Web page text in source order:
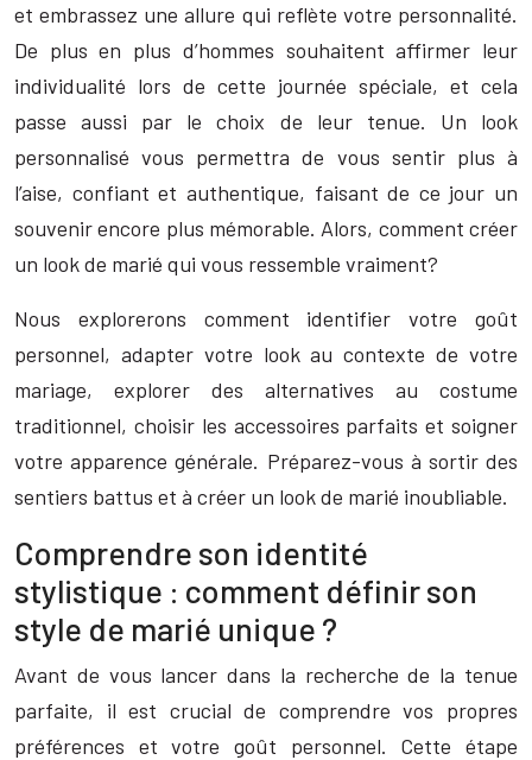
et embrassez une allure qui reflète votre personnalité.
De plus en plus d’hommes souhaitent affirmer leur
individualité lors de cette journée spéciale, et cela
passe aussi par le choix de leur tenue. Un look
personnalisé vous permettra de vous sentir plus à
l’aise, confiant et authentique, faisant de ce jour un
souvenir encore plus mémorable. Alors, comment créer
un look de marié qui vous ressemble vraiment?
Nous explorerons comment identifier votre goût
personnel, adapter votre look au contexte de votre
mariage, explorer des alternatives au costume
traditionnel, choisir les accessoires parfaits et soigner
votre apparence générale. Préparez-vous à sortir des
sentiers battus et à créer un look de marié inoubliable.
Comprendre son identité
stylistique : comment définir son
style de marié unique ?
Avant de vous lancer dans la recherche de la tenue
parfaite, il est crucial de comprendre vos propres
préférences et votre goût personnel. Cette étape